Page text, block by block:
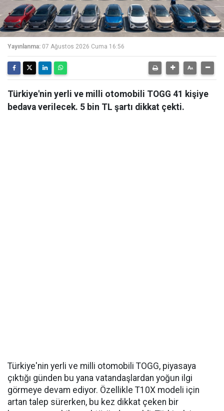
Yayınlanma: 07 Ağustos 2026 Cuma 16:56
Türkiye'nin yerli ve milli otomobili TOGG 41 kişiye
bedava verilecek. 5 bin TL şartı dikkat çekti.
Türkiye'nin yerli ve milli otomobili TOGG, piyasaya
çıktığı günden bu yana vatandaşlardan yoğun ilgi
görmeye devam ediyor. Özellikle T10X modeli için
artan talep sürerken, bu kez dikkat çeken bir